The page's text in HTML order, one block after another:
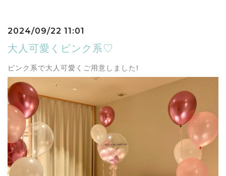
2024/09/22 11:01
大人可愛くピンク系♡
ピンク系で大人可愛くご用意しました!